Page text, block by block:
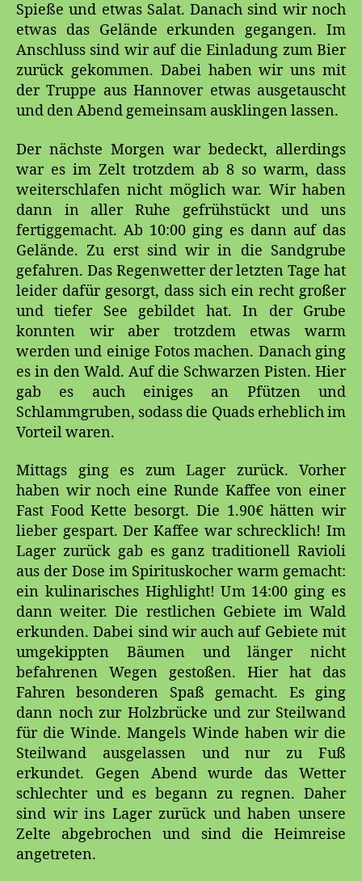
Spieße und etwas Salat. Danach sind wir noch
etwas das Gelände erkunden gegangen. Im
Anschluss sind wir auf die Einladung zum Bier
zurück gekommen. Dabei haben wir uns mit
der Truppe aus Hannover etwas ausgetauscht
und den Abend gemeinsam ausklingen lassen.
Der nächste Morgen war bedeckt, allerdings
war es im Zelt trotzdem ab 8 so warm, dass
weiterschlafen nicht möglich war. Wir haben
dann in aller Ruhe gefrühstückt und uns
fertiggemacht. Ab 10:00 ging es dann auf das
Gelände. Zu erst sind wir in die Sandgrube
gefahren. Das Regenwetter der letzten Tage hat
leider dafür gesorgt, dass sich ein recht großer
und tiefer See gebildet hat. In der Grube
konnten wir aber trotzdem etwas warm
werden und einige Fotos machen. Danach ging
es in den Wald. Auf die Schwarzen Pisten. Hier
gab es auch einiges an Pfützen und
Schlammgruben, sodass die Quads erheblich im
Vorteil waren.
Mittags ging es zum Lager zurück. Vorher
haben wir noch eine Runde Kaffee von einer
Fast Food Kette besorgt. Die 1.90€ hätten wir
lieber gespart. Der Kaffee war schrecklich! Im
Lager zurück gab es ganz traditionell Ravioli
aus der Dose im Spirituskocher warm gemacht:
ein kulinarisches Highlight! Um 14:00 ging es
dann weiter. Die restlichen Gebiete im Wald
erkunden. Dabei sind wir auch auf Gebiete mit
umgekippten Bäumen und länger nicht
befahrenen Wegen gestoßen. Hier hat das
Fahren besonderen Spaß gemacht. Es ging
dann noch zur Holzbrücke und zur Steilwand
für die Winde. Mangels Winde haben wir die
Steilwand ausgelassen und nur zu Fuß
erkundet. Gegen Abend wurde das Wetter
schlechter und es begann zu regnen. Daher
sind wir ins Lager zurück und haben unsere
Zelte abgebrochen und sind die Heimreise
angetreten.